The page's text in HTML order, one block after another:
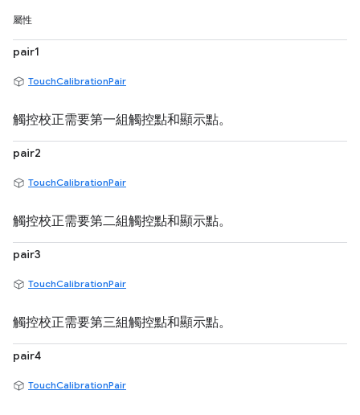
屬性
pair1
TouchCalibrationPair
觸控校正需要第一組觸控點和顯示點。
pair2
TouchCalibrationPair
觸控校正需要第二組觸控點和顯示點。
pair3
TouchCalibrationPair
觸控校正需要第三組觸控點和顯示點。
pair4
TouchCalibrationPair